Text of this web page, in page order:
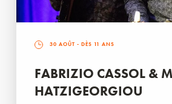
30 AOÛT - DÈS 11 ANS
FABRIZIO CASSOL &
HATZIGEORGIOU